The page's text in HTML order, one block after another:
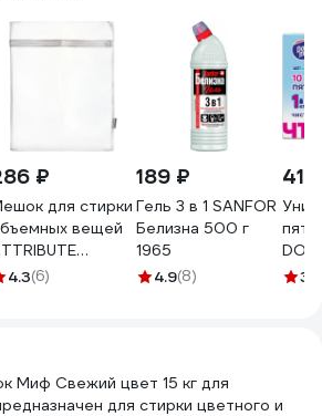
₽
для стирки
вещей
ALB061
4.3(6)
189 ₽
Гель 3 в 1 SANFOR
Белизна 500 г
1965
4.9(8) 3.5
Миф Свежий цвет 15 кг для
для стирки цветного и